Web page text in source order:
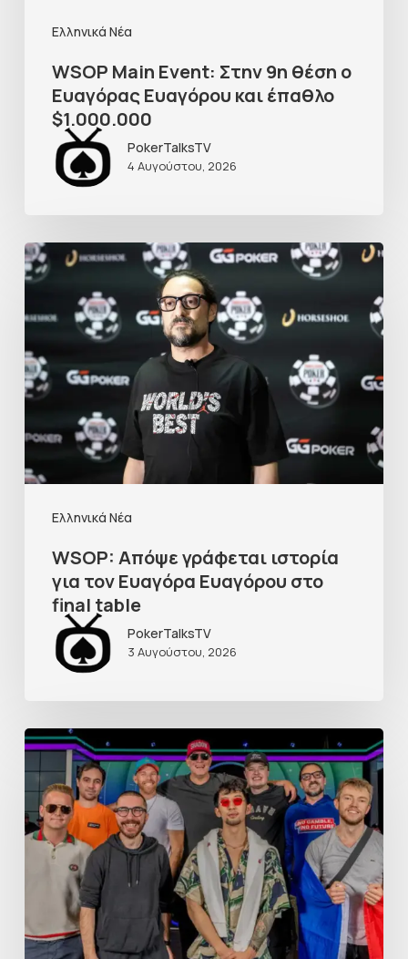
Ελληνικά Νέα
WSOP Main Event: Στην 9η θέση ο
Ευαγόρας Ευαγόρου και έπαθλο
$1.000.000
PokerTalksTV
4 Αυγούστου, 2026
Ελληνικά Νέα
WSOP: Απόψε γράφεται ιστορία
για τον Ευαγόρα Ευαγόρου στο
final table
PokerTalksTV
3 Αυγούστου, 2026